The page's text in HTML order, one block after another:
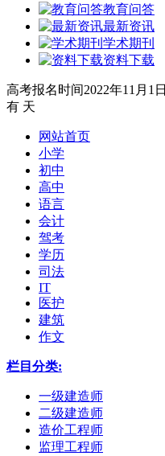
教育问答
最新资讯
学术期刊
资料下载
高考报名时间2022年11月1日
有 天
网站首页
小学
初中
高中
语言
会计
驾考
学历
司法
IT
医护
建筑
作文
栏目分类:
一级建造师
二级建造师
造价工程师
监理工程师